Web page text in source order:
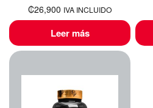
₡26,900 IVA INCLUIDO
Leer más